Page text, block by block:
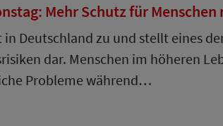
Mehr Schutz für
Deutschland zu und stellt eines
dar. Menschen im höheren
Probleme während…